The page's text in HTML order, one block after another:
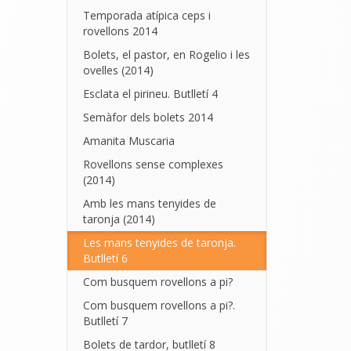
Temporada atípica ceps i
rovellons 2014
Bolets, el pastor, en Rogelio i les
ovelles (2014)
Esclata el pirineu. Butlletí 4
Semàfor dels bolets 2014
Amanita Muscaria
Rovellons sense complexes
(2014)
Amb les mans tenyides de
taronja (2014)
Les mans tenyides de taronja.
Butlletí 6
Com busquem rovellons a pi?
Com busquem rovellons a pi?.
Butlletí 7
Bolets de tardor, butlletí 8